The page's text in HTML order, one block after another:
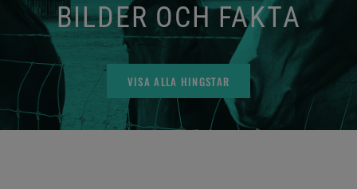
BILDER OCH FAKTA
VISA ALLA HINGSTAR